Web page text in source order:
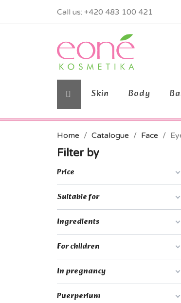
Call us: +420 483 100 421
Skin Body
Home Catalogue Face
Filter by
Price
Suitable for
Ingredients
For children
In pregnancy
Puerperium